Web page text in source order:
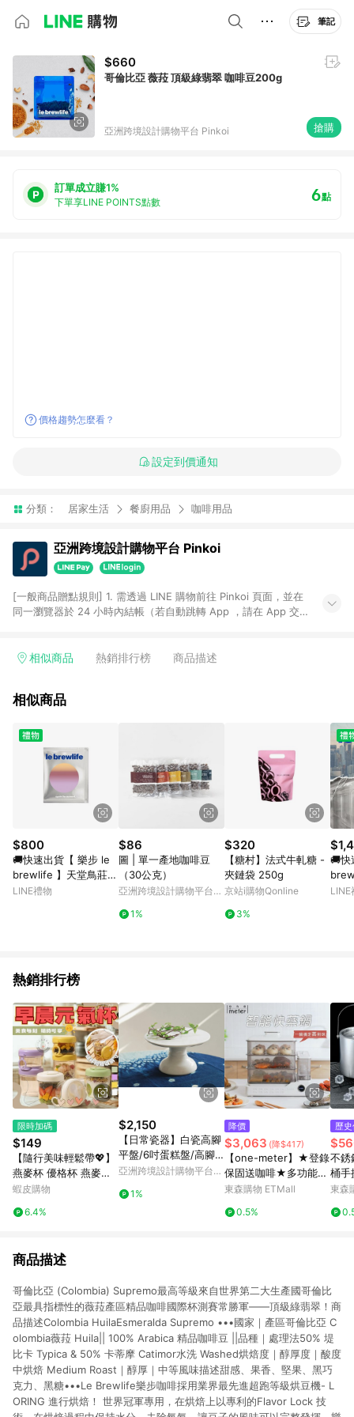
筆記
$660
哥倫比亞 薇菈 頂級綠翡翠 咖啡豆200g
亞洲跨境設計購物平台 Pinkoi 搶購
訂單成立賺1%
下單享LINE POINTS點數 6點
價格趨勢怎麼看？
設定到價通知
分類： 居家生活 餐廚用品 咖啡用品
亞洲跨境設計購物平台 Pinkoi
[一般商品贈點規則] 1. 需透過 LINE 購物前往 Pinkoi 頁面，並在
同一瀏覽器於 24 小時內結帳（若自動跳轉 App ，請在 App 交
回饋訂單不得享有 Pinkoi 站方優惠，例如首購優惠，P coins，
行為，不具贈點資格，部分退款不在此限。 6. APP 請更新至
貨後 45 天後發送。 8. 群眾募資商品，禮物卡，開館保證金，補
運費，攤位費等不具贈點資格。 9. LINE 購物站上之商品規格、
顏色、價位、贈品如與 Pinkoi 商品資訊頁及購物車不符，以
Pinkoi 購物商品資訊頁及購物車標示為準。 10. 點數紅包使用規
則請以點數紅包活動說明為準。 11. 若於 LINE 購物前往 Pinkoi
頁面後才首次下載 Pinkoi APP 並完成訂單，不符合導購資格；承
上，首次下載 Pinkoi APP 後，需透過 LINE 購物前往 Pinkoi 頁
面，方享導購資格。
相似商品 熱銷排行榜 商品描述
相似商品
$800
🚚快速出貨【 樂步 le
brewlife 】天堂鳥莊園
· 巴布亞紐幾內亞 水洗
LINE禮物
$86
圖 | 單一產地咖啡豆
（30公克）
亞洲跨境設計購物平台
1%
$320
【糖村】法式牛軋糖 -
夾鏈袋 250g
京站i購物Qonline
3%
🚚快
卷底
LINE
熱銷排行榜
限時加碼
$149
【隨行美味輕鬆帶💖】
燕麥杯 優格杯 燕麥盒
燕麥優格杯
蝦皮購物
6.4%
$2,150
【日常瓷器】白瓷高腳
平盤/6吋蛋糕盤/高腳
壺承
亞洲跨境設計購物平台
1%
降價
$3,063 (降$417)
【one-meter】★登錄
保固送咖啡★多功能可
視電蒸鍋(OHL-24038
東森購物 ETMall
0.5%
歷
不銹
桶手
酒
東森
商品描述
哥倫比亞 (Colombia) Supremo最高等級來自世界第二大生產國哥倫比
亞最具指標性的薇菈產區精品咖啡國際杯測賽常勝軍——頂級綠翡翠！商
品描述Colombia HuilaEsmeralda Supremo •••國家｜產區哥倫比亞 C
olombia薇菈 Huila|| 100% Arabica 精品咖啡豆 ||品種｜處理法50% 堤
比卡 Typica & 50% 卡蒂摩 Catimor水洗 Washed烘焙度｜醇厚度｜酸度
中烘焙 Medium Roast｜醇厚｜中等風味描述甜感、果香、堅果、黑巧
克力、黑糖•••Le Brewlife樂步咖啡採用業界最先進超跑等級烘豆機- L
ORING 進行烘焙！ 世界冠軍專用，在烘焙上以專利的Flavor Lock 技